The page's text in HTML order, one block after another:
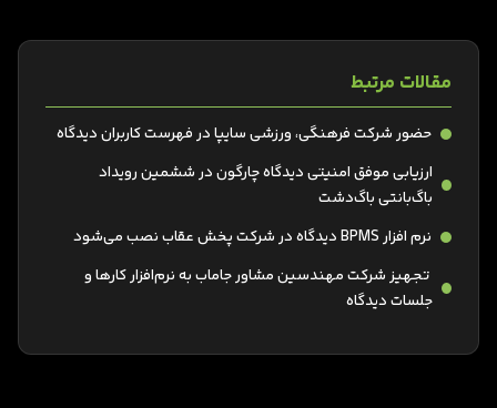
مقالات مرتبط
حضور شرکت فرهنگی، ورزشی سایپا در فهرست کاربران دیدگاه
ارزیابی موفق امنیتی دیدگاه چارگون در ششمین رویداد
باگ‌بانتی باگ‌دشت
نرم افزار BPMS دیدگاه در شرکت پخش عقاب نصب می‌شود
تجهیز شرکت مهندسین مشاور جاماب به نرم‌افزار کارها و
جلسات دیدگاه